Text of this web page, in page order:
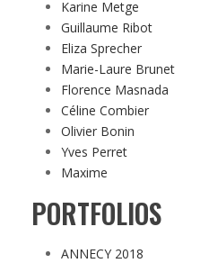
Karine Metge
Guillaume Ribot
Eliza Sprecher
Marie-Laure Brunet
Florence Masnada
Céline Combier
Olivier Bonin
Yves Perret
Maxime
PORTFOLIOS
ANNECY 2018